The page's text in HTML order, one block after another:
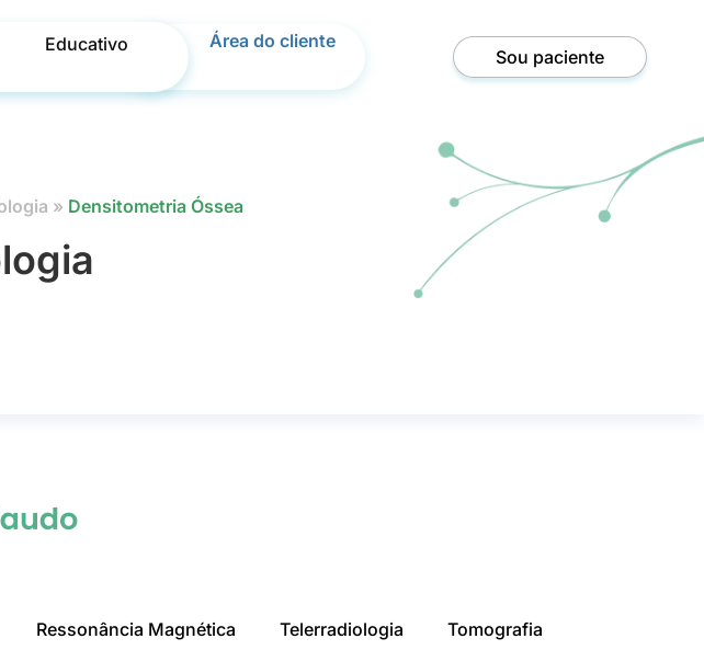
Educativo Área do cliente
Sou paciente
» Densitometria Óssea
Ressonância Magnética Telerradiologia Tomografia